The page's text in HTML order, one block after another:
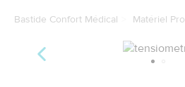
Bastide Confort Médical Matériel